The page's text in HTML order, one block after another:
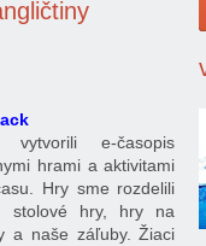
vytvorili e-časopis
hrami a aktivitami
Hry sme rozdelili
stolové hry, hry na
a naše záľuby. Žiaci